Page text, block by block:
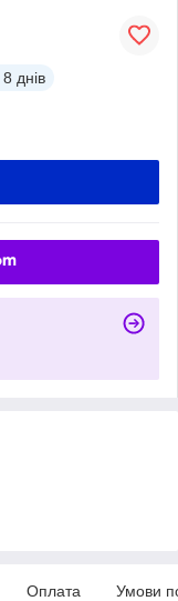
8 днів
Оплата Умови